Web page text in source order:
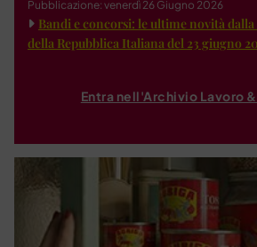
Pubblicazione: venerdì 26 Giugno 2026
Bandi e concorsi: le ultime novità
della Repubblica Italiana del 23 giugno
Entra nell'Archivio Lavoro